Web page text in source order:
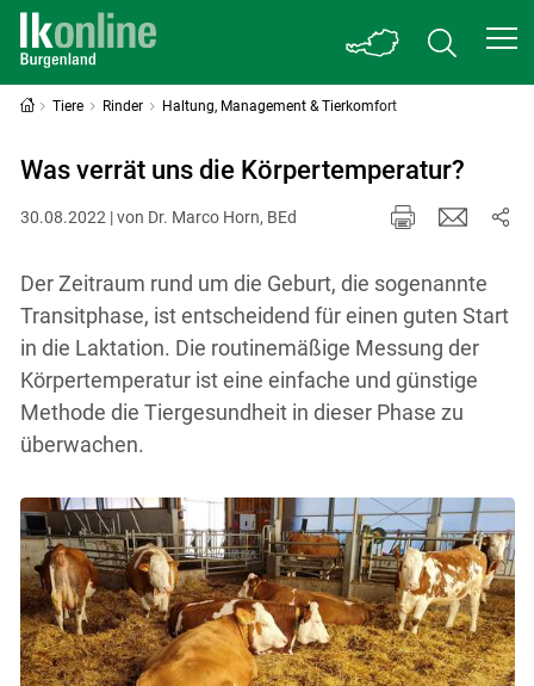
Tiere Rinder Haltung, Management & Tierkomfort
Was verrät uns die Körpertemperatur?
30.08.2022 | von Dr. Marco Horn, BEd
Der Zeitraum rund um die Geburt, die sogenannte
Transitphase, ist entscheidend für einen guten Start
in die Laktation. Die routinemäßige Messung der
Körpertemperatur ist eine einfache und günstige
Methode die Tiergesundheit in dieser Phase zu
überwachen.